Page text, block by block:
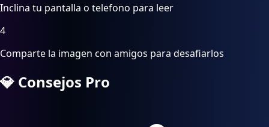
Inclina tu pantalla o telefono para leer
4
Comparte la imagen con amigos para desafiarlos
💎 Consejos Pro